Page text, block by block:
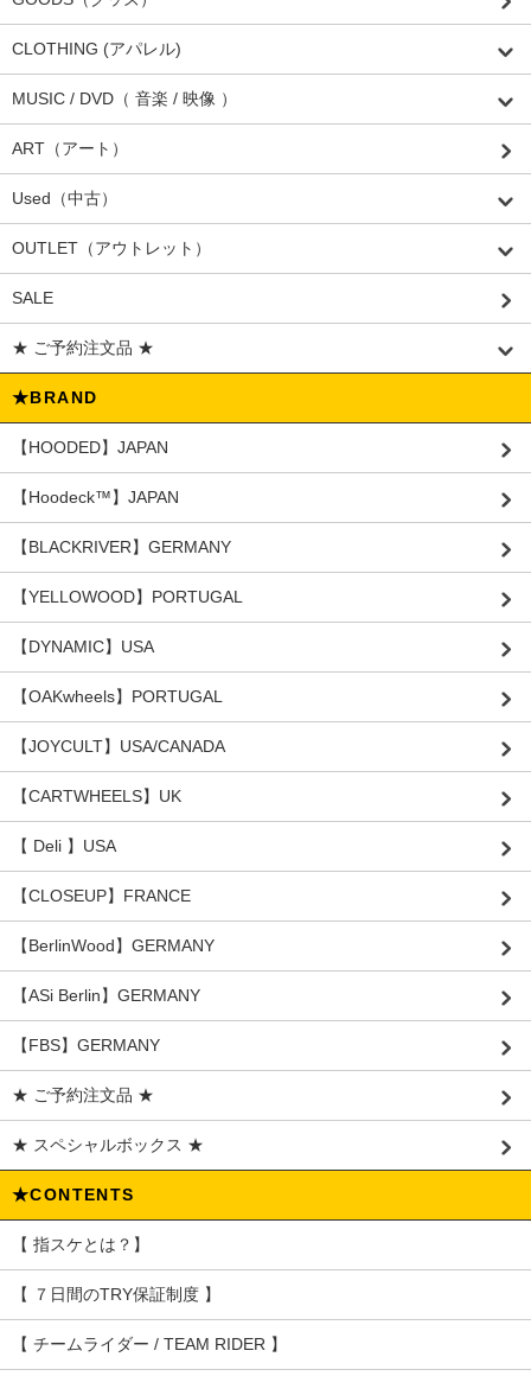
CLOTHING (アパレル)
MUSIC / DVD（ 音楽 / 映像 ）
ART（アート）
Used（中古）
OUTLET（アウトレット）
SALE
★ ご予約注文品 ★
★BRAND
【HOODED】JAPAN
【Hoodeck™️】JAPAN
【BLACKRIVER】GERMANY
【YELLOWOOD】PORTUGAL
【DYNAMIC】USA
【OAKwheels】PORTUGAL
【JOYCULT】USA/CANADA
【CARTWHEELS】UK
【 Deli 】USA
【CLOSEUP】FRANCE
【BerlinWood】GERMANY
【ASi Berlin】GERMANY
【FBS】GERMANY
★ ご予約注文品 ★
★ スペシャルボックス ★
★CONTENTS
【 指スケとは？】
【 ７日間のTRY保証制度 】
【 チームライダー / TEAM RIDER 】